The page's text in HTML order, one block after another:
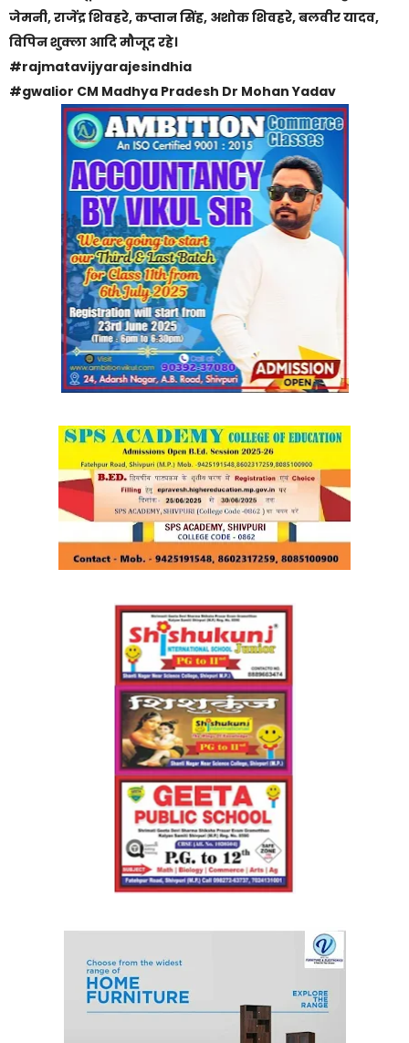
जेमनी, राजेंद्र शिवहरे, कप्तान सिंह, अशोक शिवहरे, बलवीर यादव,
विपिन शुक्ला आदि मौजूद रहे।
#rajmatavijyarajesindhia
#gwalior CM Madhya Pradesh Dr Mohan Yadav